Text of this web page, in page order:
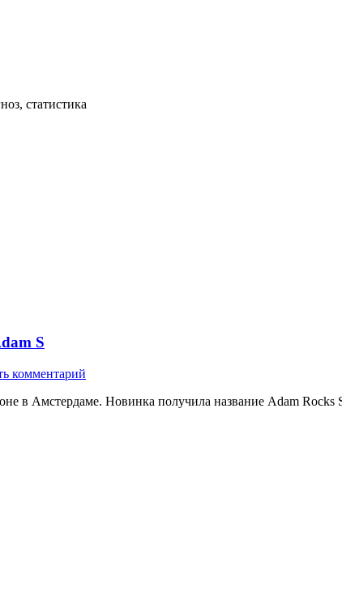
статистика
S
комментарий
в Амстердаме. Новинка получила название Adam